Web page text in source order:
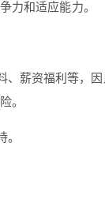
力和适应能力。
薪资福利等，
。